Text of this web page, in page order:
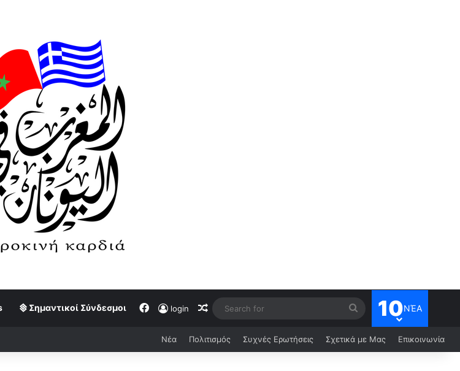
Σημαντικοί Σύνδεσμοι login 10ΝΈΑ
Νέα Πολιτισμός Συχνές Ερωτήσεις Σχετικά με Μας Επικοινωνία